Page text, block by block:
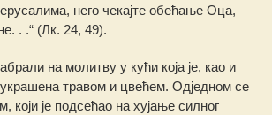
него чекајте обећање Оца,
. .“ (Лк. 24, 49).
на молитву у кући која је, као и
травом и цвећем. Одједном се
који је подсећао на хујање силног